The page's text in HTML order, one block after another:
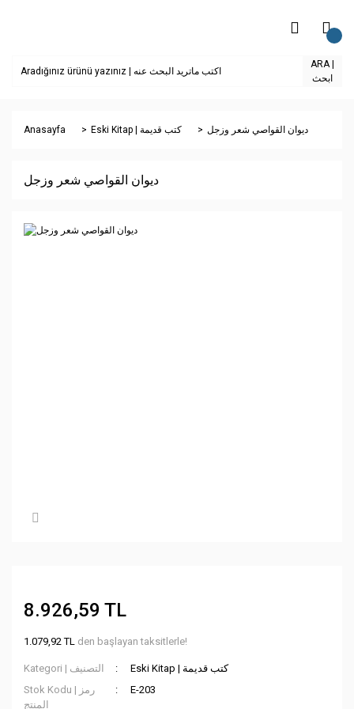
ARA |
ابحث
Anasayfa Eski Kitap | كتب قديمة ديوان القواصي شعر وزجل
ديوان القواصي شعر وزجل
8.926,59 TL
1.079,92 TL den başlayan taksitlerle!
Kategori | التصنيف
Eski Kitap | كتب قديمة
Stok Kodu | رمز
المنتج
E-203